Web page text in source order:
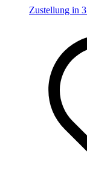
Zustellung in